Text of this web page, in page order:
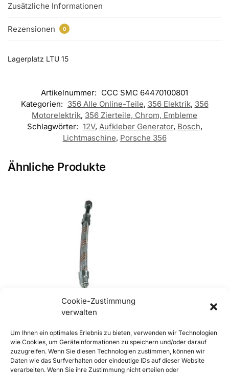
Cookie-Zustimmung
verwalten
Um Ihnen ein optimales Erlebnis zu bieten, verwenden wir Technologien
wie Cookies, um Geräteinformationen zu speichern und/oder darauf
zuzugreifen. Wenn Sie diesen Technologien zustimmen, können wir
Daten wie das Surfverhalten oder eindeutige IDs auf dieser Website
verarbeiten. Wenn Sie ihre Zustimmung nicht erteilen oder
Zusätzliche Informationen
Rezensionen 0
Lagerplatz LTU 15
Artikelnummer: CCC SMC 64470100801
Kategorien: 356 Alle Online-Teile, 356 Elektrik, 356
Motorelektrik, 356 Zierteile, Chrom, Embleme
Schlagwörter: 12V, Aufkleber Generator, Bosch,
Lichtmaschine, Porsche 356
Ähnliche Produkte
356 und frühe 356A Öleinlaufschlauch 356